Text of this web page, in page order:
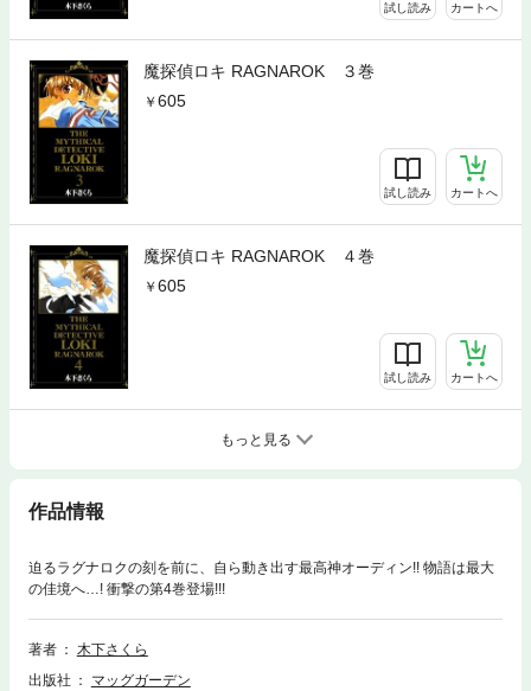
試し読み カートへ
魔探偵ロキ RAGNAROK ３巻
605
試し読み カートへ
魔探偵ロキ RAGNAROK ４巻
605
試し読み カートへ
もっと見る
作品情報
迫るラグナロクの刻を前に、自ら動き出す最高神オーディン!! 物語は最大
の佳境へ…! 衝撃の第4巻登場!!!
著者
木下さくら
出版社
マッグガーデン